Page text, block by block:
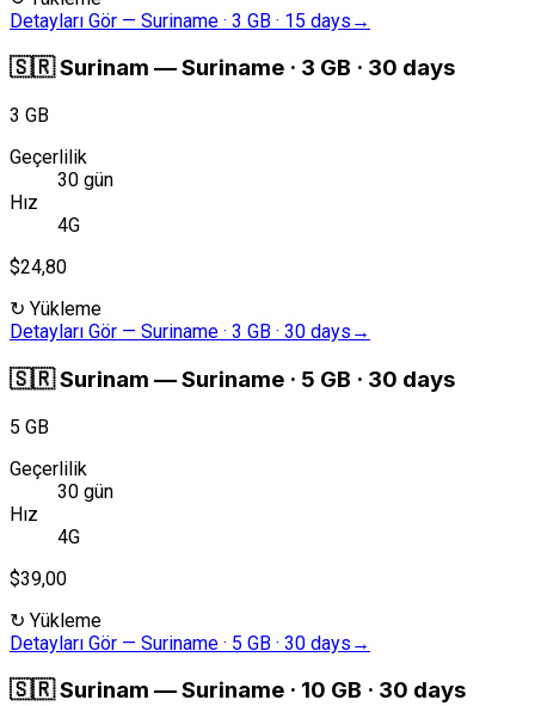
Detayları Gör — Suriname · 3 GB · 15 days →
🇸🇷Surinam —Suriname · 3 GB · 30 days
3 GB
Geçerlilik
30 gün
Hız
4G
$24,80
↻ Yükleme
Detayları Gör — Suriname · 3 GB · 30 days →
🇸🇷Surinam —Suriname · 5 GB · 30 days
5 GB
Geçerlilik
30 gün
Hız
4G
$39,00
↻ Yükleme
Detayları Gör — Suriname · 5 GB · 30 days →
🇸🇷Surinam —Suriname · 10 GB · 30 days